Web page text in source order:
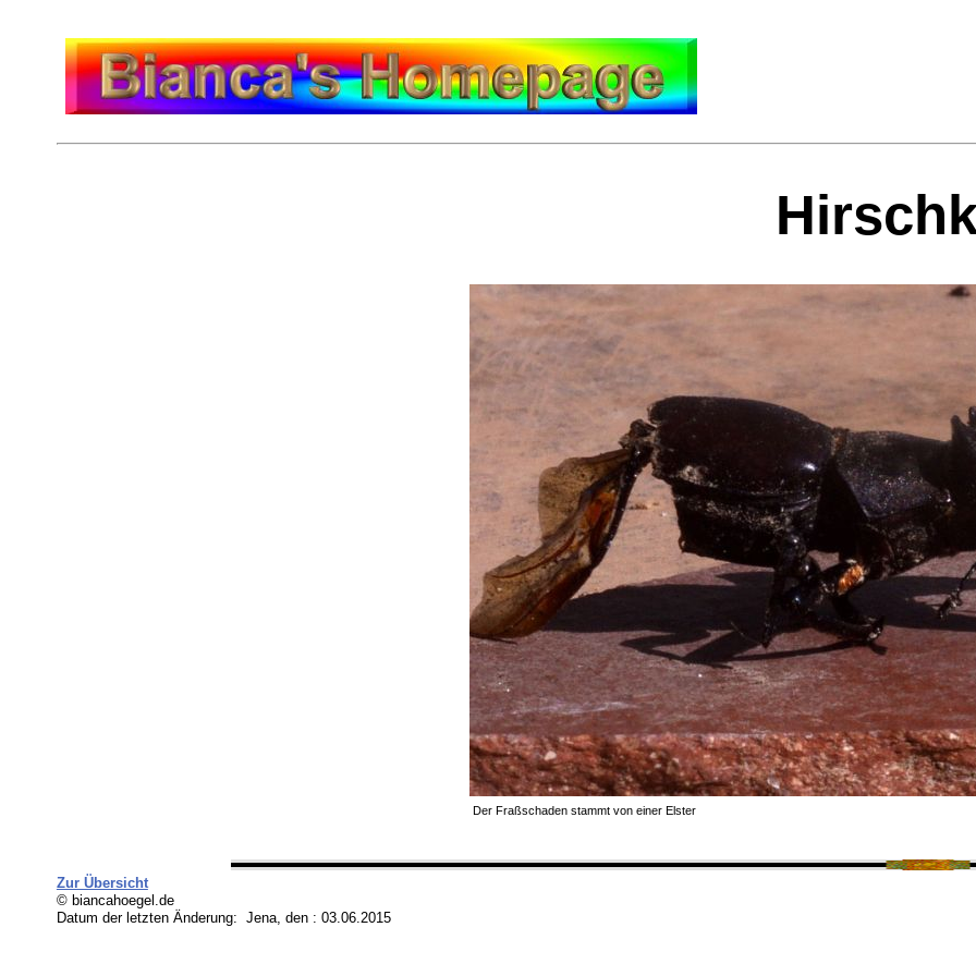
Der Fraßschaden stammt von einer Elster
Zur Übersicht
© biancahoegel.de
Datum der letzten Änderung: Jena, den : 03.06.2015